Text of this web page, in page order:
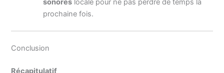
sonores locale pour ne pas perdre de temps la
prochaine fois.
Conclusion
Récapitulatif